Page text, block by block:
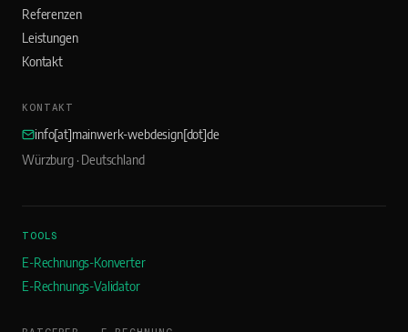
Referenzen
Leistungen
Kontakt
KONTAKT
info[at]mainwerk-webdesign[dot]de
Würzburg · Deutschland
TOOLS
E-Rechnungs-Konverter
E-Rechnungs-Validator